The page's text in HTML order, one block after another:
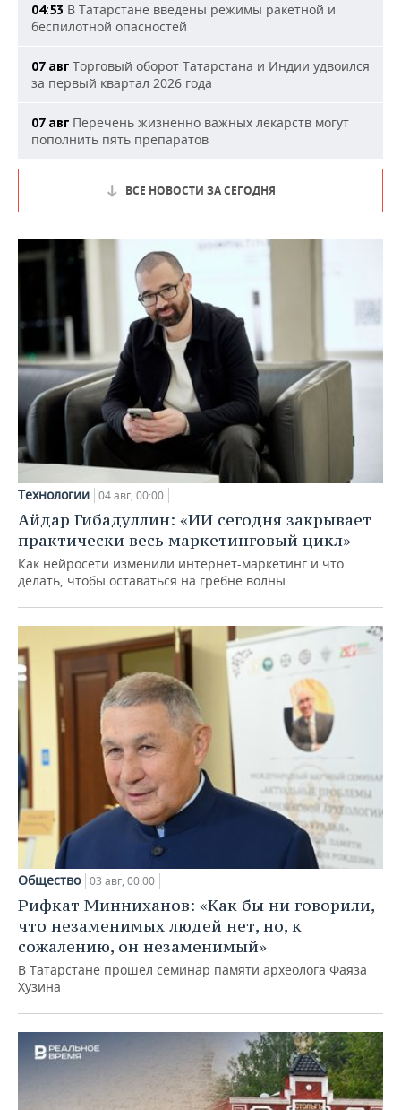
04:53 В Татарстане введены режимы ракетной и
беспилотной опасностей
07 авг Торговый оборот Татарстана и Индии удвоился
за первый квартал 2026 года
07 авг Перечень жизненно важных лекарств могут
пополнить пять препаратов
ВСЕ НОВОСТИ ЗА СЕГОДНЯ
Технологии 04 авг, 00:00
Айдар Гибадуллин: «ИИ сегодня закрывает
практически весь маркетинговый цикл»
Как нейросети изменили интернет-маркетинг и что
делать, чтобы оставаться на гребне волны
Общество 03 авг, 00:00
Рифкат Минниханов: «Как бы ни говорили,
что незаменимых людей нет, но, к
сожалению, он незаменимый»
В Татарстане прошел семинар памяти археолога Фаяза
Хузина